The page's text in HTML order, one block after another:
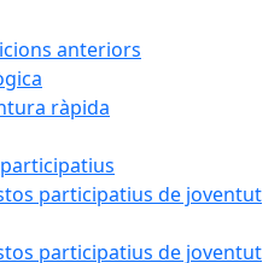
anteriors
ràpida
participatius de joventut
participatius de joventut